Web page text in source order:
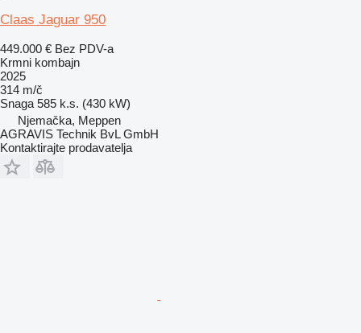
Claas Jaguar 950
449.000 € Bez PDV-a
Krmni kombajn
2025
314 m/č
Snaga 585 k.s. (430 kW)
Njemačka, Meppen
AGRAVIS Technik BvL GmbH
Kontaktirajte prodavatelja